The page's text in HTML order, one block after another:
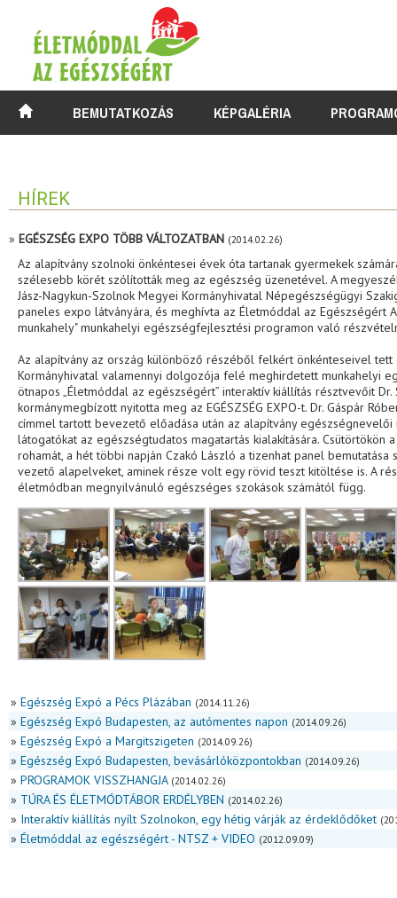
BEMUTATKOZÁS KÉPGALÉRIA
HÍREK
» EGÉSZSÉG EXPO TÖBB VÁLTOZATBAN (2014.02.26)
Az alapítvány szolnoki önkéntesei évek óta tartanak gyermekek
szélesebb körét szólították meg az egészség üzenetével. A
Jász-Nagykun-Szolnok Megyei Kormányhivatal Népegészségügyi
paneles expo látványára, és meghívta az Életmóddal az
munkahely" munkahelyi egészségfejlesztési programon való
Az alapítvány az ország különböző részéből felkért önkénteseivel tett
Kormányhivatal valamennyi dolgozója felé meghirdetett munkahelyi
ötnapos „Életmóddal az egészségért” interaktív kiállítás résztvevőit
kormánymegbízott nyitotta meg az EGÉSZSÉG EXPO-t. Dr. Gáspár
címmel tartott bevezető előadása után az alapítvány
látogatókat az egészségtudatos magatartás kialakítására.
rohamát, a hét többi napján Czakó László a tizenhat panel
vezető alapelveket, aminek része volt egy rövid teszt kitöltése is. A
életmódban megnyilvánuló egészséges szokások számától függ.
» Egészség Expó a Pécs Plázában (2014.11.26)
» Egészség Expó Budapesten, az autómentes napon (2014.09.26)
» Egészség Expó a Margitszigeten (2014.09.26)
» Egészség Expó Budapesten, bevásárlóközpontokban (2014.09.26)
» PROGRAMOK VISSZHANGJA (2014.02.26)
» TÚRA ÉS ÉLETMÓDTÁBOR ERDÉLYBEN (2014.02.26)
» Interaktív kiállítás nyílt Szolnokon, egy hétig várják az érdeklődőket
» Életmóddal az egészségért - NTSZ + VIDEO (2012.09.09)